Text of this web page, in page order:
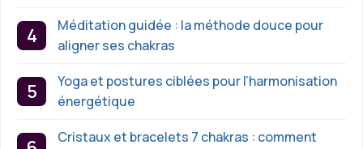
Méditation guidée : la méthode douce pour
aligner ses chakras
Yoga et postures ciblées pour l’harmonisation
énergétique
Cristaux et bracelets 7 chakras : comment